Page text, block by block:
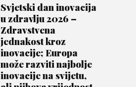
Svjetski dan inovacija
u zdravlju 2026 –
Zdravstvena
jednakost kroz
inovacije; Europa
može razviti najbolje
inovacije na svijetu,